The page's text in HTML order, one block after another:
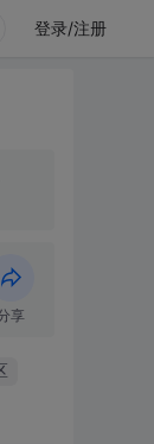
登录/注册
享